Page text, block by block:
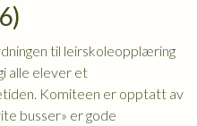
til leirskoleopplæring
alle elever et
Komiteen er opptatt av
busser» er gode